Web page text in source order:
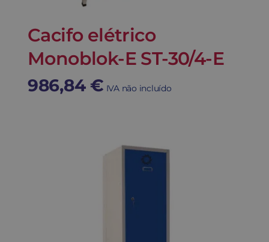
Cacifo elétrico
Monoblok-E ST-30/4-E
986,84 € IVA não incluído